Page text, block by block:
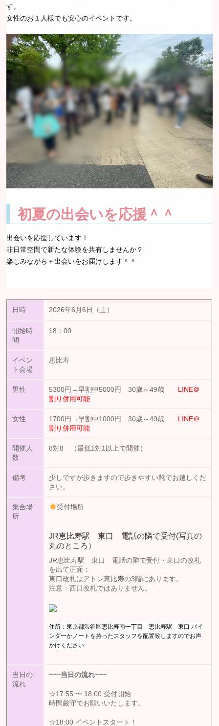
す。
女性のお１人様でも安心のイベントです。
初夏の出会いを応援＾＾
出会いを応援しています！
非日常空間で新たな体験を共有しませんか？
楽しみながら＋出会いをお届けします＾＾
日時 2026年6月6日（土）
開始時
間
18：00
イベン
ト会場
恵比寿
男性 5300円→早割中5000円 30歳～49歳
LINE＠
割り併用可能
女性 1700円→早割中1000円 30歳～49歳
LINE＠
割り併用可能
開催人
数
8対8 （最低1対1以上で開催）
備考
少しですが歩きますので歩きやすい靴でお越しくだ
さい。
集合場
所
受付場所
JR恵比寿駅 東口 電話の隣で受付(写真の
丸のところ）
JR恵比寿駅 東口 電話の隣で受付・東口の改札
を出て正面：
東口改札はアトレ恵比寿の3階にあります。
注意：西口改札ではありません。
住所：東京都渋谷区恵比寿南一丁目 恵比寿駅 東口 バイ
ンダーかノートを持ったスタッフを配置致しますのでお声
かけください
当日の
流れ
~~~当日の流れ~~~
☆17:55 〜 18:00 受付開始
時間厳守でお願いいたします。
☆18:00 イベントスタート！